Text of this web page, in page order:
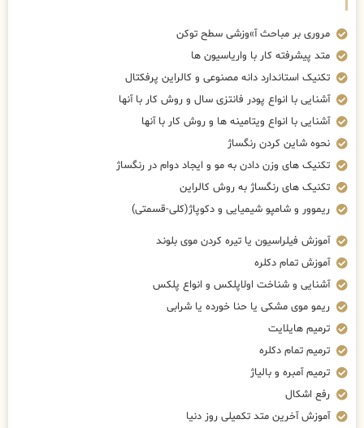
مروری بر مباحث آ»وزشی سطح توکن
متد پیشرفته کار با واریاسیون ها
تکنیک استاندارد دانه مصنوعی و کالراین پرفکتال
آشنایی با انواع پودر فانتزی سال و روش کار با آنها
آشنایی با انواع ویتامینه ها و روش کار با آنها
نحوه شاین کردن رنگساژ
تکنیک های وزن دادن به مو و ایجاد دوام در رنگساژ
تکنیک های رنگساژ به روش کالراین
ریموور و شامپو شیمیایی و دکوپاژ(کلی-قسمتی)
آموزش فیلراسیون یا تیره کردن موی بلوند
آموزش تمام دکلره
آشنایی و شناخت اولاپلکس و انواع پلکس
ریمو موی مشکی یا حنا خورده یا شرابی
ترمیم هایلایت
ترمیم تمام دکلره
ترمیم آمبره و بالیاژ
رفع اشکال
آموزش آخرین متد تکمیلی روز دنیا